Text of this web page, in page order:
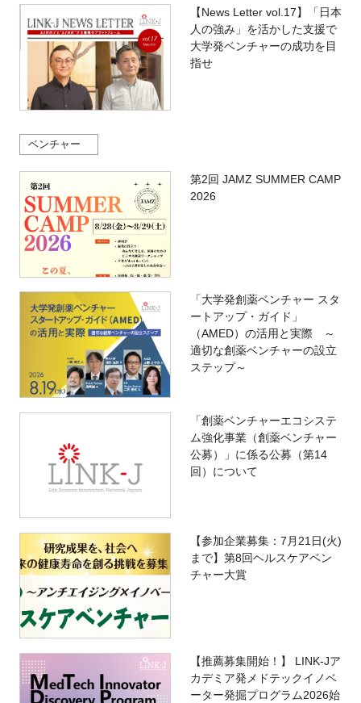
【News Letter vol.17】「日本
人の強み」を活かした支援で
大学発ベンチャーの成功を目
指せ
ベンチャー
第2回 JAMZ SUMMER CAMP
2026
「大学発創薬ベンチャー スタ
ートアップ・ガイド」
（AMED）の活用と実際 ～
適切な創薬ベンチャーの設立
ステップ～
「創薬ベンチャーエコシステ
ム強化事業（創薬ベンチャー
公募）」に係る公募（第14
回）について
【参加企業募集：7月21日(火)
まで】第8回ヘルスケアベン
チャー大賞
【推薦募集開始！】 LINK-Jア
カデミア発メドテックイノベ
ーター発掘プログラム2026始